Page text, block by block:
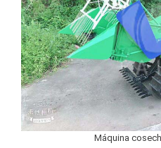
Máquina